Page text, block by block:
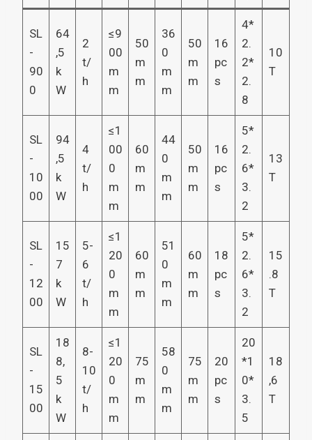
SL
-
90
0
64
,5
k
W
2
t/
h
≤9
00
m
m
50
m
m
36
0
m
m
50
m
m
16
pc
s
4*
2.
2*
2.
8
10
T
SL
-
10
00
94
,5
k
W
4
t/
h
≤1
00
0
m
m
60
m
m
44
0
m
m
50
m
m
16
pc
s
5*
2.
6*
3.
2
13
T
SL
-
12
00
15
7
k
W
5-
6
t/
h
≤1
20
0
m
m
60
m
m
51
0
m
m
60
m
m
18
pc
s
5*
2.
6*
3.
2
15
.8
T
SL
-
15
00
18
8,
5
k
W
8-
10
t/
h
≤1
20
0
m
m
75
m
m
58
0
m
m
75
m
m
20
pc
s
20
*1
0*
3.
5
18
,6
T